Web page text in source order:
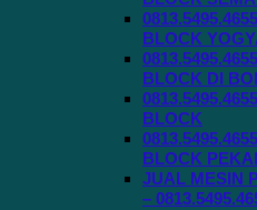
BLOCK
BLOCK DI
BLOCK
BLOCK
JUAL MESIN
–